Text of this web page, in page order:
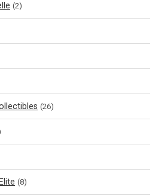
(2)
(26)
(8)